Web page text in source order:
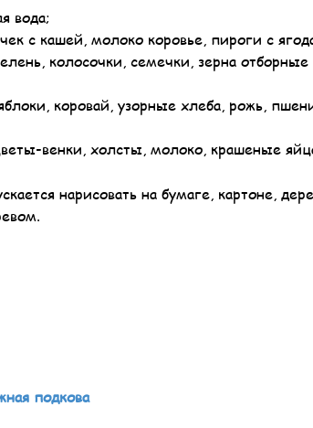
вода;
с кашей, молоко коровье, пироги с
колосочки, семечки, зерна
коровай, узорные хлеба, рожь,
венки, холсты, молоко, крашеные
нарисовать на бумаге, картоне,
подкова